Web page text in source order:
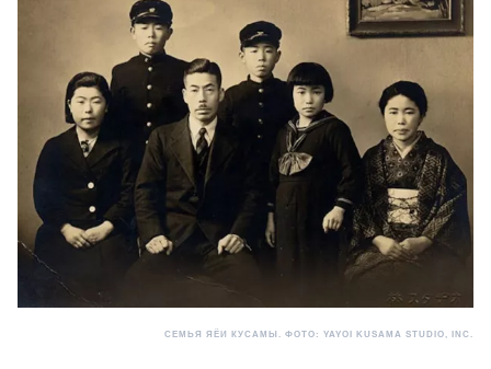
СЕМЬЯ ЯЁИ КУСАМЫ. ФОТО: YAYOI KUSAMA STUDIO, INC.